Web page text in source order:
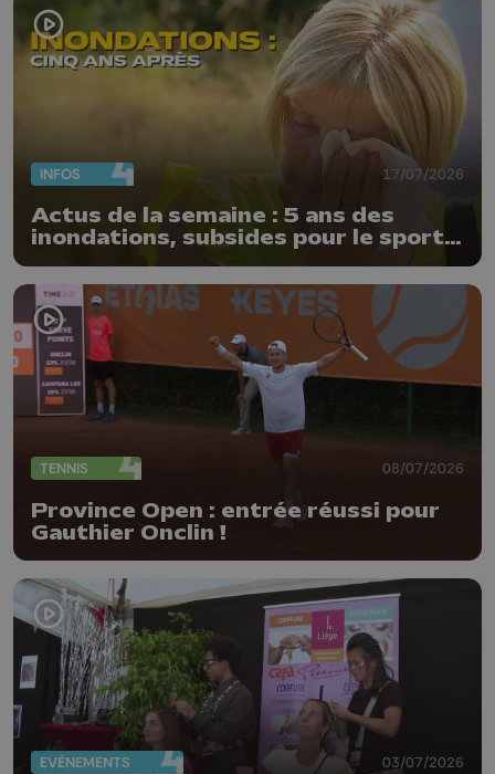
INFOS 17/07/2026
Actus de la semaine : 5 ans des
inondations, subsides pour le sport
TENNIS 08/07/2026
Province Open : entrée réussi pour
Gauthier Onclin !
EVÈNEMENTS 03/07/2026